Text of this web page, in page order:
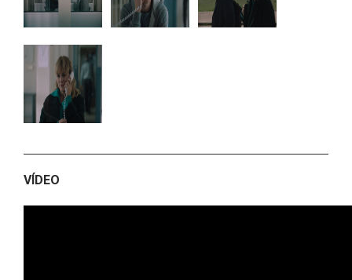
VÍDEO